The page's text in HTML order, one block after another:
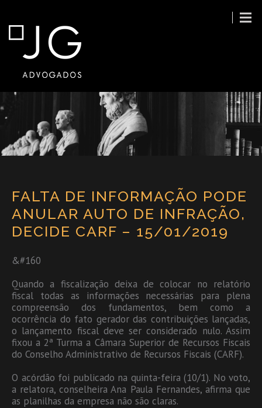
FALTA DE INFORMAÇÃO PODE
ANULAR AUTO DE INFRAÇÃO,
DECIDE CARF – 15/01/2019
&#160
Quando a fiscalização deixa de colocar no relatório
fiscal todas as informações necessárias para plena
compreensão dos fundamentos, bem como a
ocorrência do fato gerador das contribuições lançadas,
o lançamento fiscal deve ser considerado nulo. Assim
fixou a 2ª Turma a Câmara Superior de Recursos Fiscais
do Conselho Administrativo de Recursos Fiscais (CARF).
O acórdão foi publicado na quinta-feira (10/1). No voto,
a relatora, conselheira Ana Paula Fernandes, afirma que
as planilhas da empresa não são claras.